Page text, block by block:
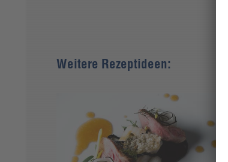
Weitere Rezeptideen: